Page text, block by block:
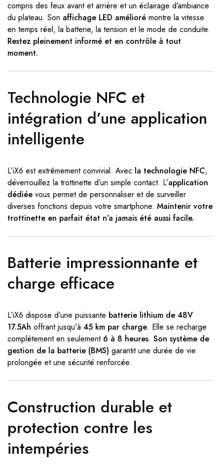
compris des feux avant et arrière et un éclairage d’ambiance
du plateau. Son affichage LED amélioré montre la vitesse
en temps réel, la batterie, la tension et le mode de conduite.
Restez pleinement informé et en contrôle à tout
moment.
Technologie NFC et
intégration d’une application
intelligente
L’iX6 est extrêmement convivial. Avec la technologie NFC,
déverrouillez la trottinette d’un simple contact. L’application
dédiée vous permet de personnaliser et de surveiller
diverses fonctions depuis votre smartphone. Maintenir votre
trottinette en parfait état n’a jamais été aussi facile.
Batterie impressionnante et
charge efficace
L’iX6 dispose d’une puissante batterie lithium de 48V
17.5Ah offrant jusqu’à 45 km par charge. Elle se recharge
complètement en seulement 6 à 8 heures. Son système de
gestion de la batterie (BMS) garantit une durée de vie
prolongée et une sécurité renforcée.
Construction durable et
protection contre les
intempéries